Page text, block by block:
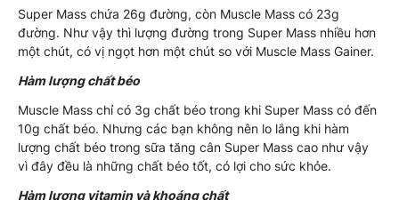
Super Mass chứa 26g đường, còn Muscle Mass có 23g
đường. Như vậy thì lượng đường trong Super Mass nhiều hơn
một chút, có vị ngọt hơn một chút so với Muscle Mass Gainer.
Hàm lượng chất béo
Muscle Mass chỉ có 3g chất béo trong khi Super Mass có đến
10g chất béo. Nhưng các bạn không nên lo lắng khi hàm
lượng chất béo trong sữa tăng cân Super Mass cao như vậy
vì đây đều là những chất béo tốt, có lợi cho sức khỏe.
Hàm lượng vitamin và khoáng chất